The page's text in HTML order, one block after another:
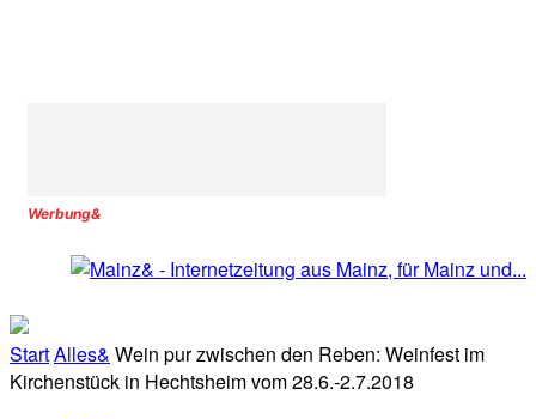
Werbung&
StartAlles& Wein pur zwischen den Reben: Weinfest im
Kirchenstück in Hechtsheim vom 28.6.-2.7.2018